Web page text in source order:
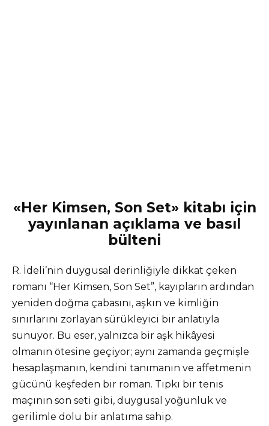
«Her Kimsen, Son Set» kitabı için
yayınlanan açıklama ve basıl
bülteni
R. İdeli’nin duygusal derinliğiyle dikkat çeken
romanı “Her Kimsen, Son Set”, kayıpların ardından
yeniden doğma çabasını, aşkın ve kimliğin
sınırlarını zorlayan sürükleyici bir anlatıyla
sunuyor. Bu eser, yalnızca bir aşk hikâyesi
olmanın ötesine geçiyor; aynı zamanda geçmişle
hesaplaşmanın, kendini tanımanın ve affetmenin
gücünü keşfeden bir roman. Tıpkı bir tenis
maçının son seti gibi, duygusal yoğunluk ve
gerilimle dolu bir anlatıma sahip.